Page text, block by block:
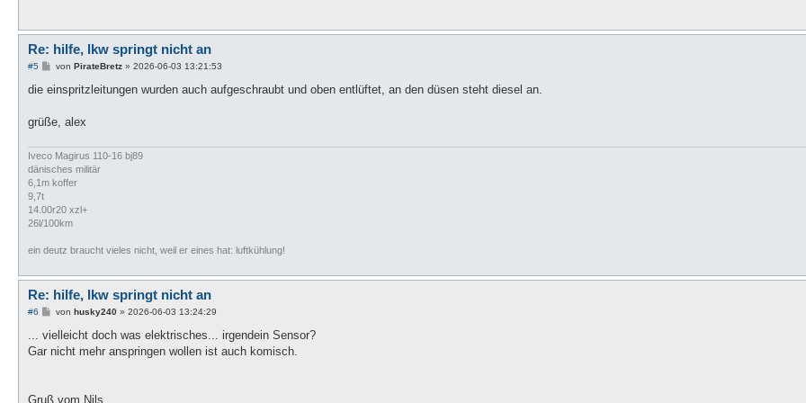
Re: hilfe, lkw springt nicht an
#5
B
i
a
von PirateBretz» 2026-06-03 13:21:53
die einspritzleitungen wurden auch aufgeschraubt und oben entlüftet, an den düsen steht diesel an.
grüße, alex
Iveco Magirus 110-16 bj89
dänisches militär
6,1m koffer
9,7t
14.00r20 xzl+
26l/100km
ein deutz braucht vieles nicht, weil er eines hat: luftkühlung!
Re: hilfe, lkw springt nicht an
#6
B
i
r
von husky240» 2026-06-03 13:24:29
... vielleicht doch was elektrisches... irgendein Sensor?
Gar nicht mehr anspringen wollen ist auch komisch.
Gruß vom Nils